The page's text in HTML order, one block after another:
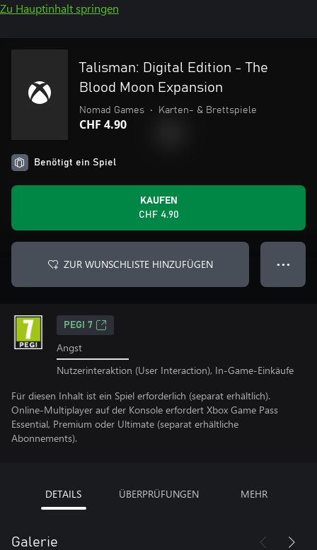
Zu Hauptinhalt springen
Talisman: Digital Edition - The
Blood Moon Expansion
Nomad Games • Karten- & Brettspiele
CHF 4.90
Benötigt ein Spiel
KAUFEN
CHF 4.90
ZUR WUNSCHLISTE HINZUFÜGEN ● ● ●
PEGI 7
Angst
Nutzerinteraktion (User Interaction), In-Game-Einkäufe
Für diesen Inhalt ist ein Spiel erforderlich (separat erhältlich).
Online-Multiplayer auf der Konsole erfordert Xbox Game Pass
Essential, Premium oder Ultimate (separat erhältliche
Abonnements).
DETAILS ÜBERPRÜFUNGEN MEHR
Galerie